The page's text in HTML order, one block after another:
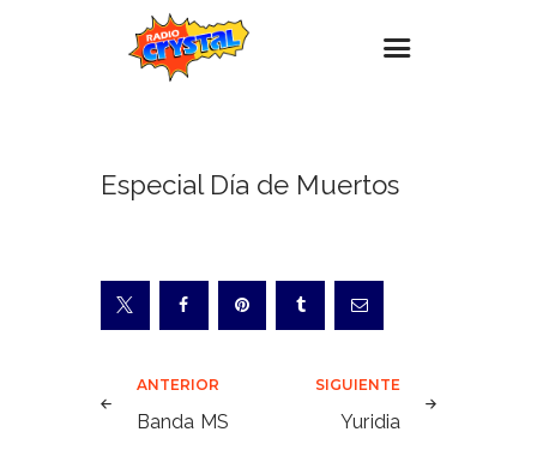
Estaciones
Promociones
Noticias
Contacto
Especial Día de Muertos
Navegación
de
ANTERIOR
Banda MS
SIGUIENTE
Yuridia